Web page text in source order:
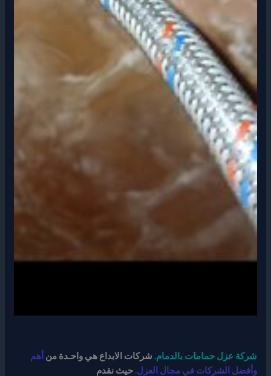
شركة عزل حمامات بالدمام. شركات الابداع هي واحـدة من أهم
وأفضل الشركات في مجال العزل.حيث نقدم